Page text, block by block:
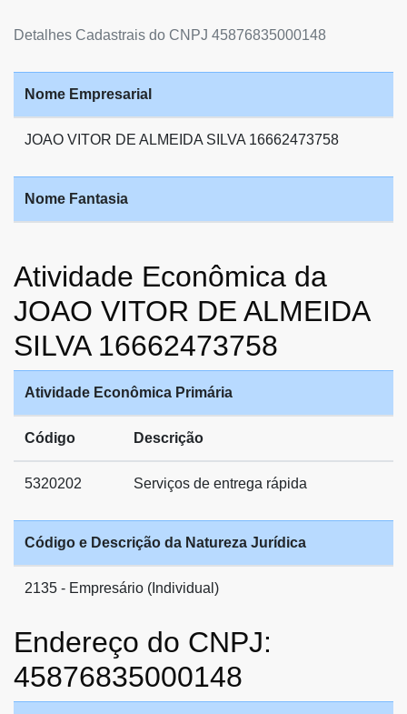
Detalhes Cadastrais do CNPJ 45876835000148
Nome Empresarial
JOAO VITOR DE ALMEIDA SILVA 16662473758
Nome Fantasia
Atividade Econômica da
JOAO VITOR DE ALMEIDA
SILVA 16662473758
Atividade Econômica Primária
Código Descrição
5320202 Serviços de entrega rápida
Código e Descrição da Natureza Jurídica
2135 - Empresário (Individual)
Endereço do CNPJ:
45876835000148